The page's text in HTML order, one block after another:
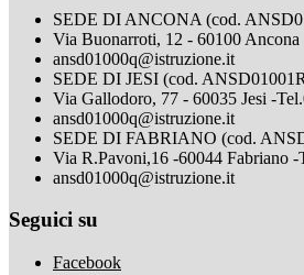
SEDE DI ANCONA (cod.
Via Buonarroti, 12 - 60100
ansd01000q@istruzione.it
SEDE DI JESI (cod.
Via Gallodoro, 77 - 60035 Jesi -
ansd01000q@istruzione.it
SEDE DI FABRIANO (cod.
Via R.Pavoni,16 -60044 Fabriano -
ansd01000q@istruzione.it
Seguici su
Facebook